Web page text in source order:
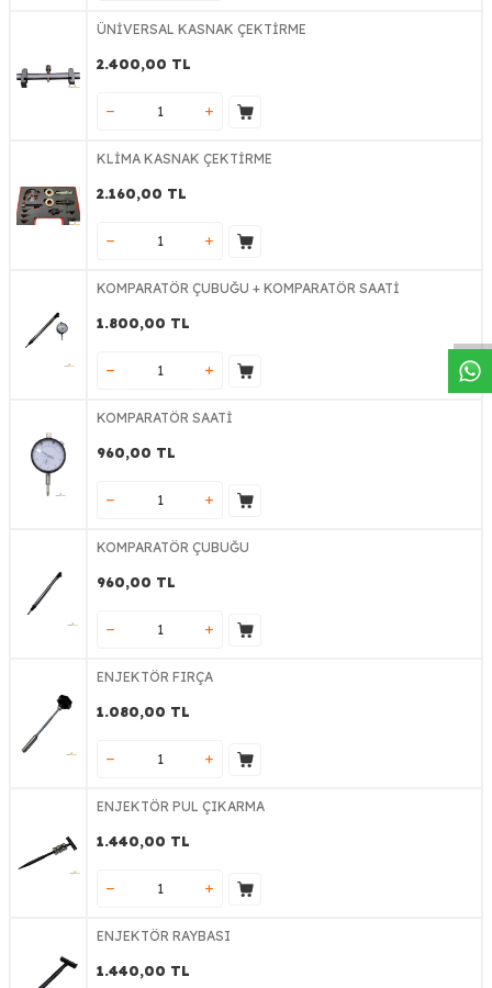
ÜNİVERSAL KASNAK ÇEKTİRME
2.400,00 TL
KLİMA KASNAK ÇEKTİRME
2.160,00 TL
KOMPARATÖR ÇUBUĞU + KOMPARATÖR SAATİ
1.800,00 TL
KOMPARATÖR SAATİ
960,00 TL
KOMPARATÖR ÇUBUĞU
960,00 TL
ENJEKTÖR FIRÇA
1.080,00 TL
ENJEKTÖR PUL ÇIKARMA
1.440,00 TL
ENJEKTÖR RAYBASI
1.440,00 TL